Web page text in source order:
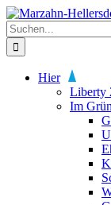
Zum
Inhalt
springen
Suche
nach:
Hier
Liberty
Im